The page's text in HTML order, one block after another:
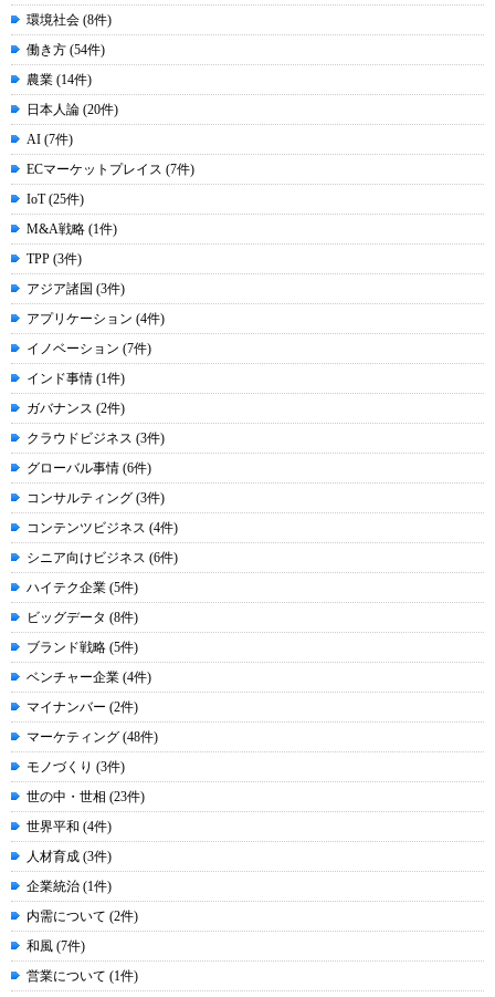
環境社会 (8件)
働き方 (54件)
農業 (14件)
日本人論 (20件)
AI (7件)
ECマーケットプレイス (7件)
IoT (25件)
M&A戦略 (1件)
TPP (3件)
アジア諸国 (3件)
アプリケーション (4件)
イノベーション (7件)
インド事情 (1件)
ガバナンス (2件)
クラウドビジネス (3件)
グローバル事情 (6件)
コンサルティング (3件)
コンテンツビジネス (4件)
シニア向けビジネス (6件)
ハイテク企業 (5件)
ビッグデータ (8件)
ブランド戦略 (5件)
ベンチャー企業 (4件)
マイナンバー (2件)
マーケティング (48件)
モノづくり (3件)
世の中・世相 (23件)
世界平和 (4件)
人材育成 (3件)
企業統治 (1件)
内需について (2件)
和風 (7件)
営業について (1件)